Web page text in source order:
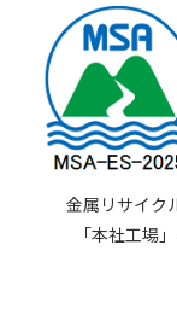
金属リサイク
「本社工場